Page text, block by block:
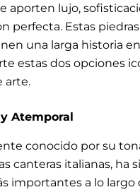
aporten lujo,
perfecta. Estas
una larga historia
estas dos opciones
arte.
Atemporal
conocido por su
canteras italianas,
importantes a lo largo